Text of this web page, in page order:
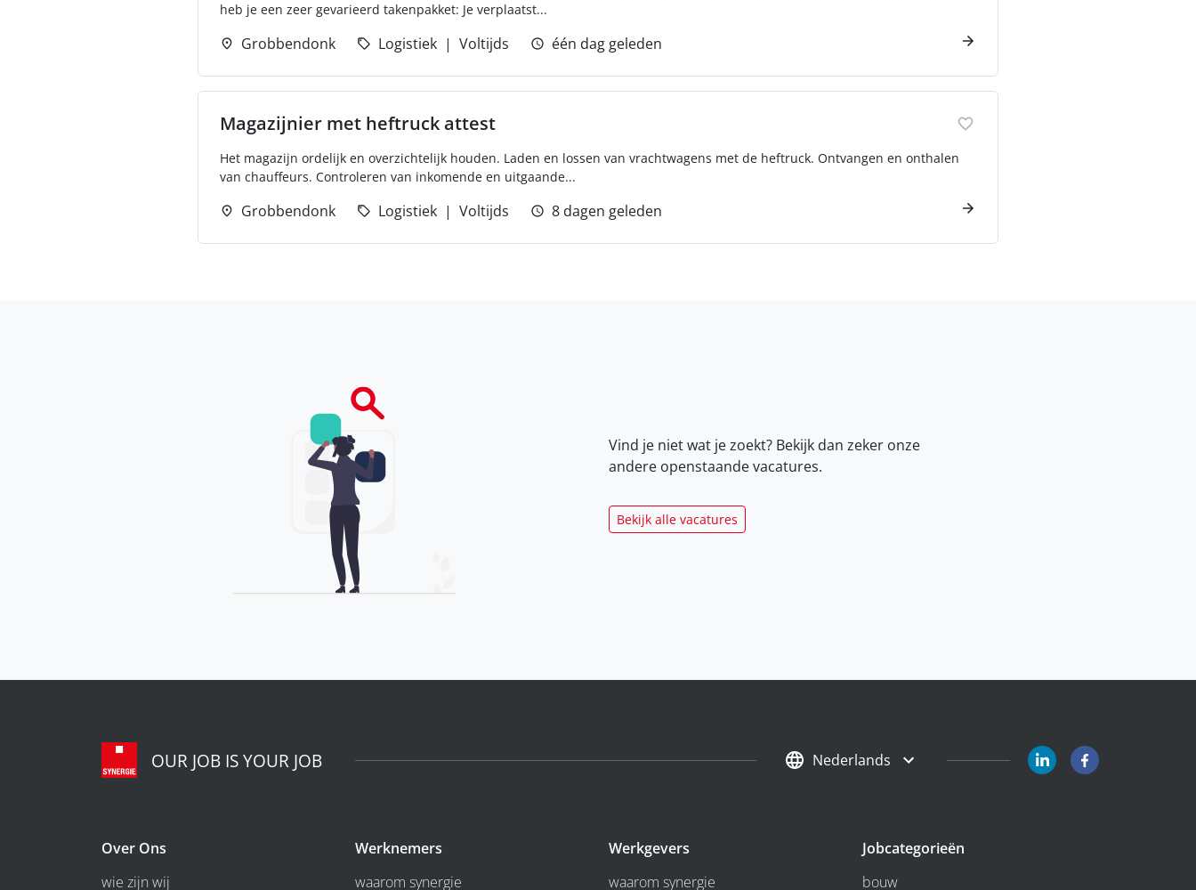
heb je een zeer gevarieerd takenpakket: Je verplaatst...
Grobbendonk Logistiek Voltijds één dag geleden
Magazijnier met heftruck attest
Het magazijn ordelijk en overzichtelijk houden. Laden en lossen van vrachtwagens met de heftruck. Ontvangen en onthalen
van chauffeurs. Controleren van inkomende en uitgaande...
Grobbendonk Logistiek Voltijds 8 dagen geleden
Vind je niet wat je zoekt? Bekijk dan zeker onze
andere openstaande vacatures.
Bekijk alle vacatures
OUR JOB IS YOUR JOB Nederlands
Over Ons
wie zijn wij
Werknemers
waarom synergie
Werkgevers
waarom synergie
Jobcategorieën
bouw